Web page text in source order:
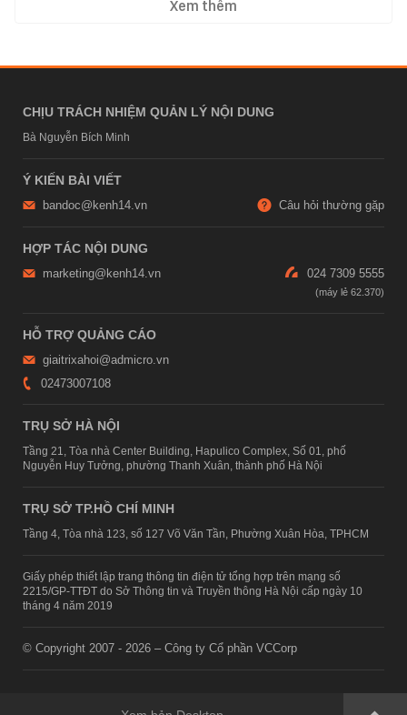
Xem thêm
CHỊU TRÁCH NHIỆM QUẢN LÝ NỘI DUNG
Bà Nguyễn Bích Minh
Ý KIẾN BÀI VIẾT
bandoc@kenh14.vn Câu hỏi thường gặp
HỢP TÁC NỘI DUNG
marketing@kenh14.vn 024 7309 5555
HỖ TRỢ QUẢNG CÁO
giaitrixahoi@admicro.vn
02473007108
TRỤ SỞ HÀ NỘI
Tầng 21, Tòa nhà Center Building, Hapulico Complex, Số 01, phố
Nguyễn Huy Tưởng, phường Thanh Xuân, thành phố Hà Nội
TRỤ SỞ TP.HỒ CHÍ MINH
Tầng 4, Tòa nhà 123, số 127 Võ Văn Tần, Phường Xuân Hòa, TPHCM
Giấy phép thiết lập trang thông tin điện tử tổng hợp trên mạng số
2215/GP-TTĐT do Sở Thông tin và Truyền thông Hà Nội cấp ngày 10
tháng 4 năm 2019
© Copyright 2007 - 2026 – Công ty Cổ phần VCCorp